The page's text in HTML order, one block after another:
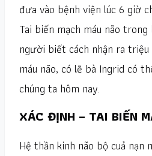
đưa vào bệnh viện lúc 6 giờ
Tai biến mạch máu não
người biết cách nhận ra
máu não, có lẽ bà Ingrid có
chúng ta hôm nay.
XÁC ĐỊNH – TAI BIẾN
Hệ thần kinh não bộ cuả nạn